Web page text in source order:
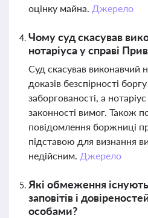
оцінку майна. Джерело
Чому суд скасував
нотаріуса у справі
Суд скасував виконавчий
доказів безспірності
заборгованості, а
законності вимог. Також
повідомлення боржниці
підставою для визнання
недійсним. Джерело
Які обмеження
заповітів і
особами?